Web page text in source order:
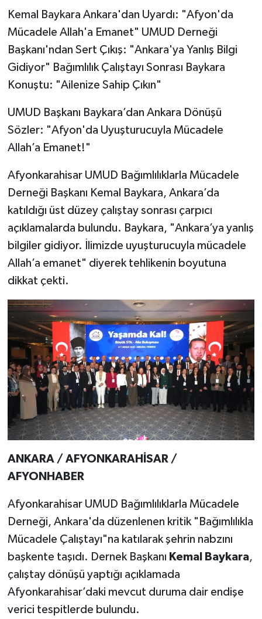
Kemal Baykara Ankara'dan Uyardı: "Afyon'da
Mücadele Allah'a Emanet" UMUD Derneği
Başkanı'ndan Sert Çıkış: "Ankara'ya Yanlış Bilgi
Gidiyor" Bağımlılık Çalıştayı Sonrası Baykara
Konuştu: "Ailenize Sahip Çıkın"
UMUD Başkanı Baykara’dan Ankara Dönüşü
Sözler: "Afyon'da Uyuşturucuyla Mücadele
Allah’a Emanet!"
Afyonkarahisar UMUD Bağımlılıklarla Mücadele
Derneği Başkanı Kemal Baykara, Ankara’da
katıldığı üst düzey çalıştay sonrası çarpıcı
açıklamalarda bulundu. Baykara, "Ankara’ya yanlış
bilgiler gidiyor. İlimizde uyuşturucuyla mücadele
Allah’a emanet" diyerek tehlikenin boyutuna
dikkat çekti.
ANKARA / AFYONKARAHİSAR /
AFYONHABER
Afyonkarahisar UMUD Bağımlılıklarla Mücadele
Derneği, Ankara'da düzenlenen kritik "Bağımlılıkla
Mücadele Çalıştayı"na katılarak şehrin nabzını
başkente taşıdı. Dernek Başkanı Kemal Baykara,
çalıştay dönüşü yaptığı açıklamada
Afyonkarahisar’daki mevcut duruma dair endişe
verici tespitlerde bulundu.